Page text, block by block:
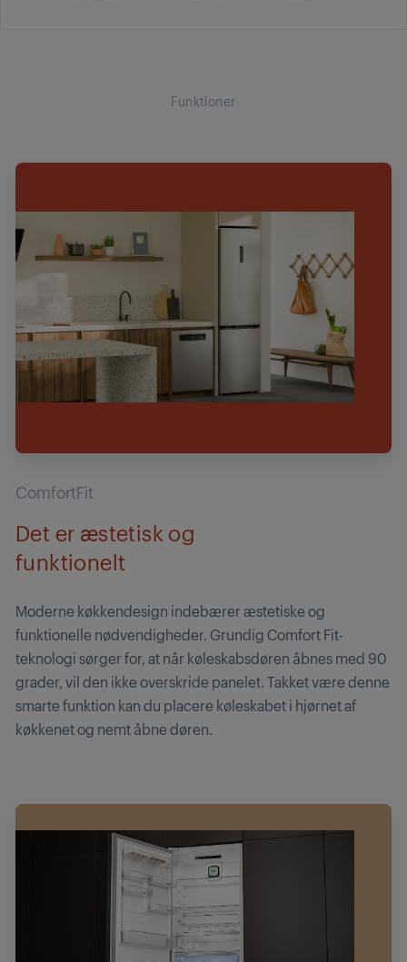
Funktioner
ComfortFit
Det er æstetisk og
funktionelt
Moderne køkkendesign indebærer æstetiske og
funktionelle nødvendigheder. Grundig Comfort Fit-
teknologi sørger for, at når køleskabsdøren åbnes med 90
grader, vil den ikke overskride panelet. Takket være denne
smarte funktion kan du placere køleskabet i hjørnet af
køkkenet og nemt åbne døren.